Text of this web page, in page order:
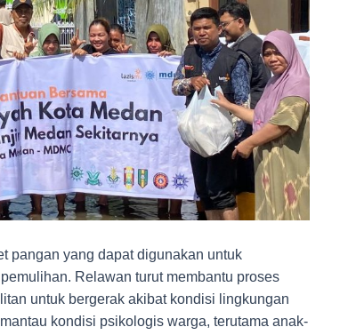
pangan yang dapat digunakan untuk
Relawan turut membantu proses
untuk bergerak akibat kondisi lingkungan
kondisi psikologis warga, terutama anak-